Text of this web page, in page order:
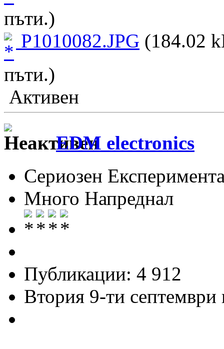
пъти.)
P1010082.JPG (184.02
пъти.)
Активен
EDM electronics
Сериозен
Много Напреднал
Публикации: 4 912
Втория 9-ти